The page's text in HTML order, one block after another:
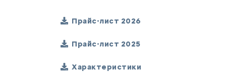
Прайс-лист 2026
Прайс-лист 2025
Характеристики